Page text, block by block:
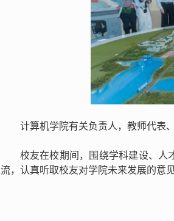
计算机学院有关负责人，教师代表
校友在校期间，围绕学科建设、人
流，认真听取校友对学院未来发展的意见